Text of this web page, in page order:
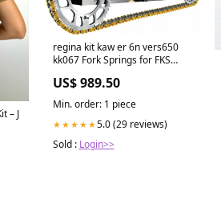
– J
regina kit kaw er 6n vers650
kk067 Fork Springs for FKS
US$ 989.50
Min. order: 1 piece
★★★★★5.0 (29 reviews)
Sold : Login>>